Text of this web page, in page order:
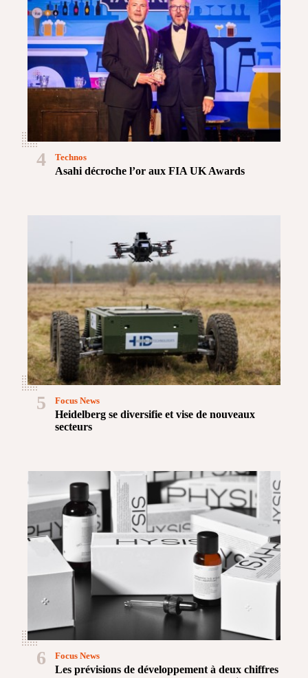
4
Asahi décroche l’or aux FIA UK Awards
Technos
5
Heidelberg se diversifie et vise de nouveaux
secteurs
Focus News
6
Les prévisions de développement à deux chiffres
Focus News